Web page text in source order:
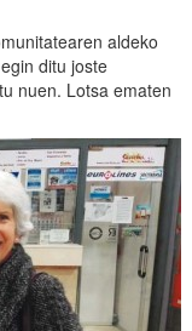
aldeko
ditu joste
nuen. Lotsa ematen